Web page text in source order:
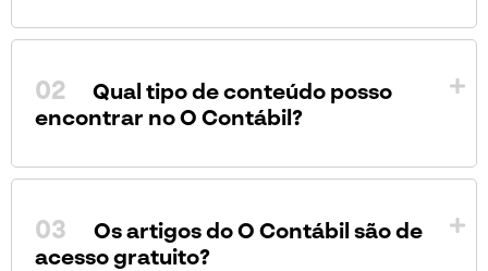
02
Qual tipo de conteúdo posso
encontrar no O Contábil?
03
Os artigos do O Contábil são de
acesso gratuito?